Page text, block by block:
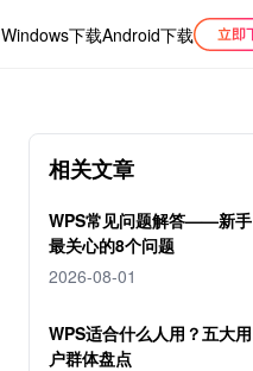
Windows下载Android下载
相关文章
WPS常见问题解答——新手
最关心的8个问题
2026-08-01
WPS适合什么人用？五大用
户群体盘点